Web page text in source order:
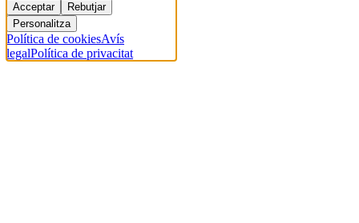
Acceptar
Rebutjar
Personalitza
Política de cookiesAvís
legalPolítica de privacitat